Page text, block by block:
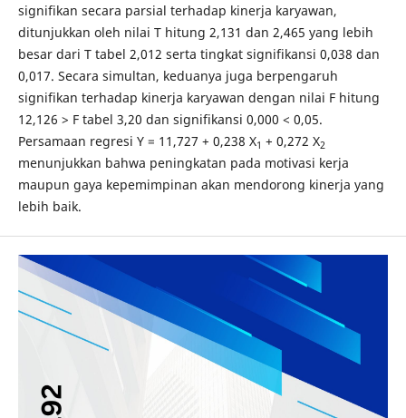
signifikan secara parsial terhadap kinerja karyawan,
ditunjukkan oleh nilai T hitung 2,131 dan 2,465 yang lebih
besar dari T tabel 2,012 serta tingkat signifikansi 0,038 dan
0,017. Secara simultan, keduanya juga berpengaruh
signifikan terhadap kinerja karyawan dengan nilai F hitung
12,126 > F tabel 3,20 dan signifikansi 0,000 < 0,05.
Persamaan regresi Y = 11,727 + 0,238 X1 + 0,272 X2
menunjukkan bahwa peningkatan pada motivasi kerja
maupun gaya kepemimpinan akan mendorong kinerja yang
lebih baik.